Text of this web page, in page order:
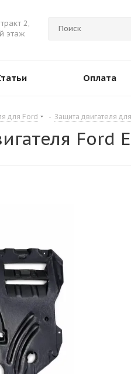
2,
этаж
Оплата
для Ford - Защита двигателя